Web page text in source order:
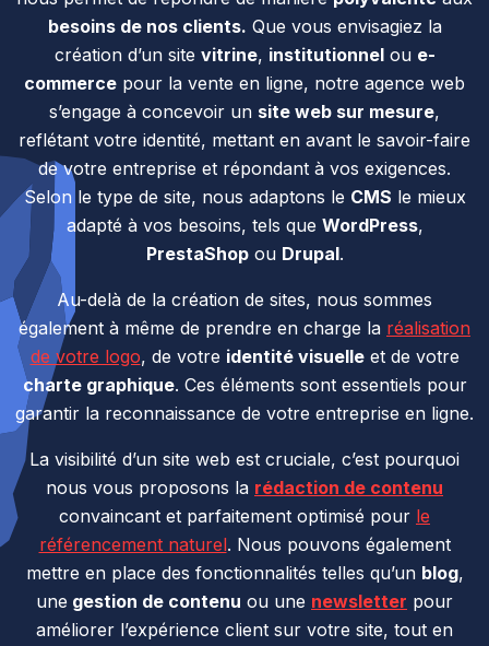
besoins de nos clients. Que vous envisagiez la
création d’un site vitrine, institutionnelou e-
commerce pour la vente en ligne, notre agence web
s’engage à concevoir un site web sur mesure,
reflétant votre identité, mettant en avant le savoir-faire
de votre entreprise et répondant à vos exigences.
Selon le type de site, nous adaptons le CMS le mieux
adapté à vos besoins, tels que WordPress,
PrestaShopou Drupal.
Au-delà de la création de sites, nous sommes
également à même de prendre en charge la réalisation
de votre logo, de votre identité visuelleet de votre
charte graphique. Ces éléments sont essentiels pour
garantir la reconnaissance de votre entreprise en ligne.
La visibilité d’un site web est cruciale, c’est pourquoi
nous vous proposons la rédaction de contenu
convaincant et parfaitement optimisé pour le
référencement naturel. Nous pouvons également
mettre en place des fonctionnalités telles qu’un blog,
une gestion de contenu ou une newsletter pour
améliorer l’expérience client sur votre site, tout en